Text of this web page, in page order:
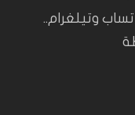
وتيلغرام..